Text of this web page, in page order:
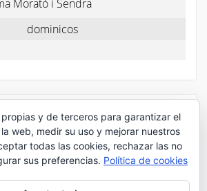
Twitter!
y de terceros para garantizar el
web, medir su uso y mejorar nuestros
todas las cookies, rechazar las no
sus preferencias. Política de cookies